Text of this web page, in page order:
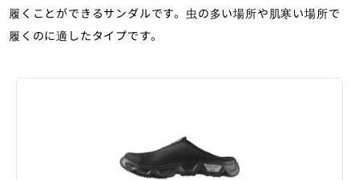
履くことができるサンダルです。虫の多い場所や肌寒い場所で
履くのに適したタイプです。